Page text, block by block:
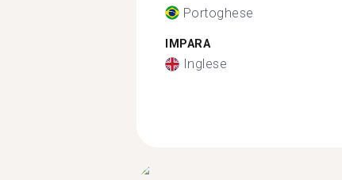
Portoghese
IMPARA
Inglese